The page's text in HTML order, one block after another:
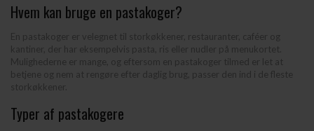
Hvem kan bruge en pastakoger?
En pastakoger er velegnet til storkøkkener, restauranter, caféer og
kantiner, der har eksempelvis pasta, ris eller nudler på menukortet.
Mulighederne er mange, og eftersom en pastakoger tilmed er let at
betjene og nem at rengøre efter daglig brug, passer den ind i de fleste
storkøkkener.
Typer af pastakogere